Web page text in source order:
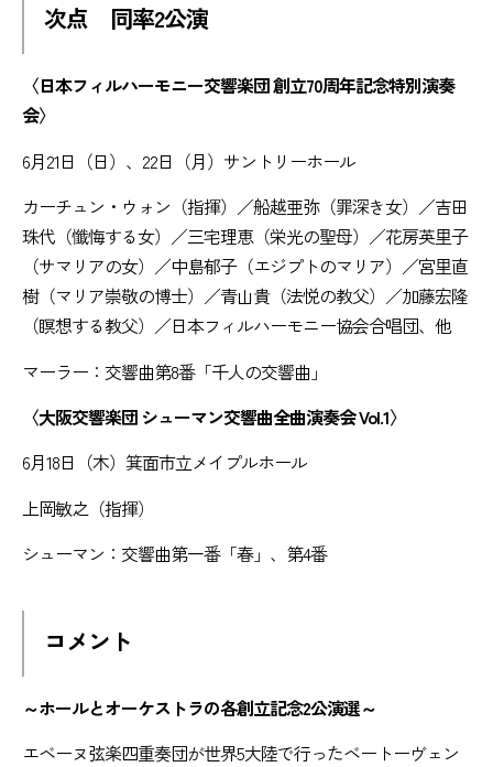
次点 同率2公演
〈日本フィルハーモニー交響楽団 創立70周年記念特別演奏
会〉
6月21日（日）、22日（月）サントリーホール
カーチュン・ウォン（指揮）／船越亜弥（罪深き女）／吉田
珠代（懺悔する女）／三宅理恵（栄光の聖母）／花房英里子
（サマリアの女）／中島郁子（エジプトのマリア）／宮里直
樹（マリア崇敬の博士）／青山貴（法悦の教父）／加藤宏隆
（瞑想する教父）／日本フィルハーモニー協会合唱団、他
マーラー：交響曲第8番「千人の交響曲」
〈大阪交響楽団 シューマン交響曲全曲演奏会 Vol.1〉
6月18日（木）箕面市立メイプルホール
上岡敏之（指揮）
シューマン：交響曲第一番「春」、第4番
コメント
～ホールとオーケストラの各創立記念2公演選～
エベーヌ弦楽四重奏団が世界5大陸で行ったベートーヴェン